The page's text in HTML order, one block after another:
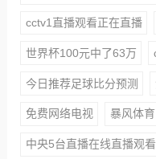
cctv1直播观看正在直播
世界杯100元中了63万
今日推荐足球比分预测
免费网络电视 暴风体育
中央5台直播在线直播观